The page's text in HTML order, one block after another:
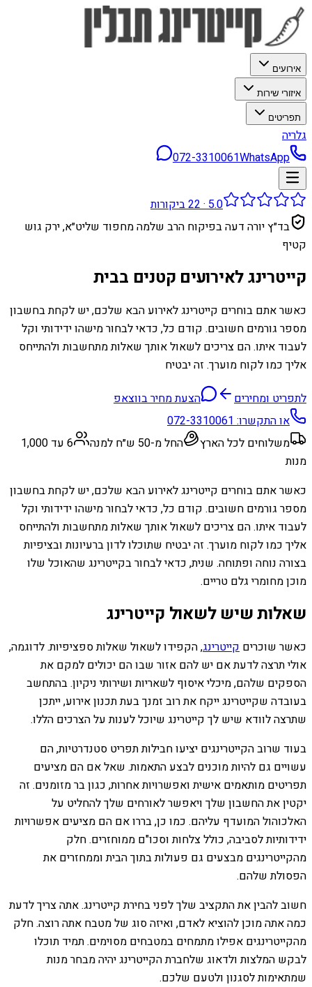
אירועים
איזורי שירות
תפריטים
גלריה
072-3310061WhatsApp
5.0
·
22ביקורות
בד״ץ יורה דעה בפיקוח הרב שלמה מחפוד שליט״א, ירק גוש
קטיף
קייטרינג לאירועים קטנים בבית
כאשר אתם בוחרים קייטרינג לאירוע הבא שלכם, יש לקחת בחשבון
מספר גורמים חשובים. קודם כל, כדאי לבחור מישהו ידידותי וקל
לעבוד איתו. הם צריכים לשאול אותך שאלות מתחשבות ולהתייחס
אליך כמו לקוח מוערך. זה יבטיח
לתפריט ומחירים
הצעת מחיר בווצאפ
או התקשרו:072-3310061
משלוחים לכל הארץ
החל מ-50 ש״ח למנה
6 עד 1,000
מנות
כאשר אתם בוחרים קייטרינג לאירוע הבא שלכם, יש לקחת בחשבון
מספר גורמים חשובים. קודם כל, כדאי לבחור מישהו ידידותי וקל
לעבוד איתו. הם צריכים לשאול אותך שאלות מתחשבות ולהתייחס
אליך כמו לקוח מוערך. זה יבטיח שתוכלו לדון ברעיונות ובציפיות
בצורה נוחה ופתוחה. שנית, כדאי לבחור בקייטרינג שהאוכל שלו
מוכן מחומרי גלם טריים.
שאלות שיש לשאול קייטרינג
כאשר שוכרים קייטרינג, הקפידו לשאול שאלות ספציפיות. לדוגמה,
אולי תרצה לדעת אם יש להם אזור שבו הם יכולים למקם את
הספקים שלהם, מיכלי איסוף לשאריות ושירותי ניקיון. בהתחשב
בעובדה שקייטרינג ייקח את רוב זמנך בעת תכנון אירוע, ייתכן
שתרצה לוודא שיש לך קייטרינג שיוכל לענות על הצרכים הללו.
בעוד שרוב הקייטרינגים יציעו חבילות תפריט סטנדרטיות, הם
עשויים גם להיות מוכנים לבצע התאמות. שאל אם הם מציעים
תפריטים מותאמים אישית ואפשרויות אחרות, כגון בר מזומנים. זה
יקטין את החשבון שלך ויאפשר לאורחים שלך להחליט על
האלכוהול המועדף עליהם. כמו כן, בררו אם הם מציעים אפשרויות
ידידותיות לסביבה, כולל צלחות וסכו"ם ממוחזרים. חלק
מהקייטרינגים מבצעים גם פעולות בתוך הבית וממחזרים את
הפסולת שלהם.
חשוב להבין את התקציב שלך לפני בחירת קייטרינג. אתה צריך לדעת
כמה אתה מוכן להוציא לאדם, ואיזה סוג של מטבח אתה רוצה. חלק
מהקייטרינגים אפילו מתמחים במטבחים מסוימים. תמיד תוכלו
לבקש המלצות ולדאוג שלחברת הקייטרינג יהיה מבחר מנות
שמתאימות לסגנון ולטעם שלכם.